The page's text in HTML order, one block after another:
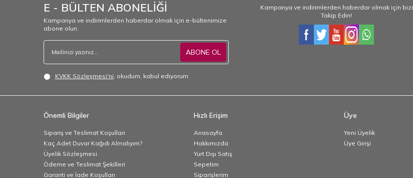
E - BÜLTEN ABONELİĞİ
Kampanya ve indirimlerden haberdar olmak için e-bültenimize
abone olun.
ABONE OL
KVKK Sözleşmesi'ni, okudum, kabul ediyorum.
Kampanya ve indirimlerden haberdar olmak için bizi
Takip Edin!
Önemli Bilgiler
Sipariş ve Teslimat Koşulları
Kaç Adet Duvar Kağıdı Almalıyım?
Üyelik Sözleşmesi
Ödeme ve Teslimat Şekilleri
Garanti ve İade Koşulları
Hızlı Erişim
Anasayfa
Hakkımızda
Yurt Dışı Satış
Sepetim
Siparişlerim
Üye
Yeni Üyelik
Üye Girişi